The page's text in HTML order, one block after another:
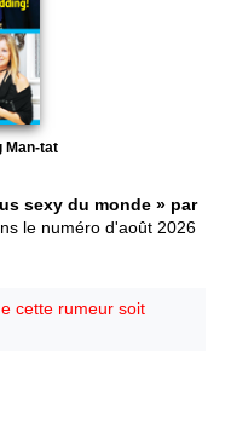
Man-tat
sexy du monde » par
le numéro d'août 2026
cette rumeur soit